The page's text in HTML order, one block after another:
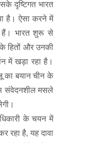
दृष्टिगत भारत
है। ऐसा करने में
हैं। भारत शुरू से
हितों और उनकी
में खड़ा रहा है।
का बयान चीन के
संवेदनशील मसले
के चयन में
रहा है, यह दावा